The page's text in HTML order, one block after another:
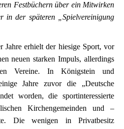
Festbüchern über ein Mitwirken
in der späteren „Spielvereinigung
erhielt der hiesige Sport, vor
neuen starken Impuls, allerdings
Vereine. In Königstein und
Jahre zuvor die „Deutsche
worden, die sportinteressierte
Kirchengemeinden und –
Die wenigen in Privatbesitz